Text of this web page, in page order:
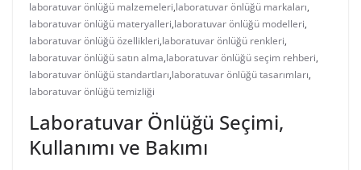
laboratuvar önlüğü malzemeleri,laboratuvar önlüğü markaları,
laboratuvar önlüğü materyalleri,laboratuvar önlüğü modelleri,
laboratuvar önlüğü özellikleri,laboratuvar önlüğü renkleri,
laboratuvar önlüğü satın alma,laboratuvar önlüğü seçim rehberi,
laboratuvar önlüğü standartları,laboratuvar önlüğü tasarımları,
laboratuvar önlüğü temizliği
Laboratuvar Önlüğü Seçimi,
Kullanımı ve Bakımı